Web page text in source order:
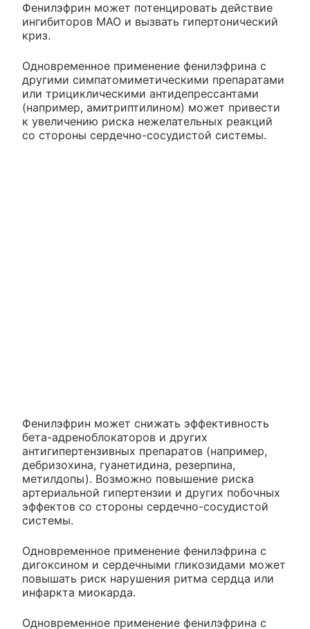
Фенилэфрин может потенцировать действие
ингибиторов МАО и вызвать гипертонический
криз.
Одновременное применение фенилэфрина с
другими симпатомиметическими препаратами
или трициклическими антидепрессантами
(например, амитриптилином) может привести
к увеличению риска нежелательных реакций
со стороны сердечно-сосудистой системы.
Фенилэфрин может снижать эффективность
бета-адреноблокаторов и других
антигипертензивных препаратов (например,
дебризохина, гуанетидина, резерпина,
метилдопы). Возможно повышение риска
артериальной гипертензии и других побочных
эффектов со стороны сердечно-сосудистой
системы.
Одновременное применение фенилэфрина с
дигоксином и сердечными гликозидами может
повышать риск нарушения ритма сердца или
инфаркта миокарда.
Одновременное применение фенилэфрина с